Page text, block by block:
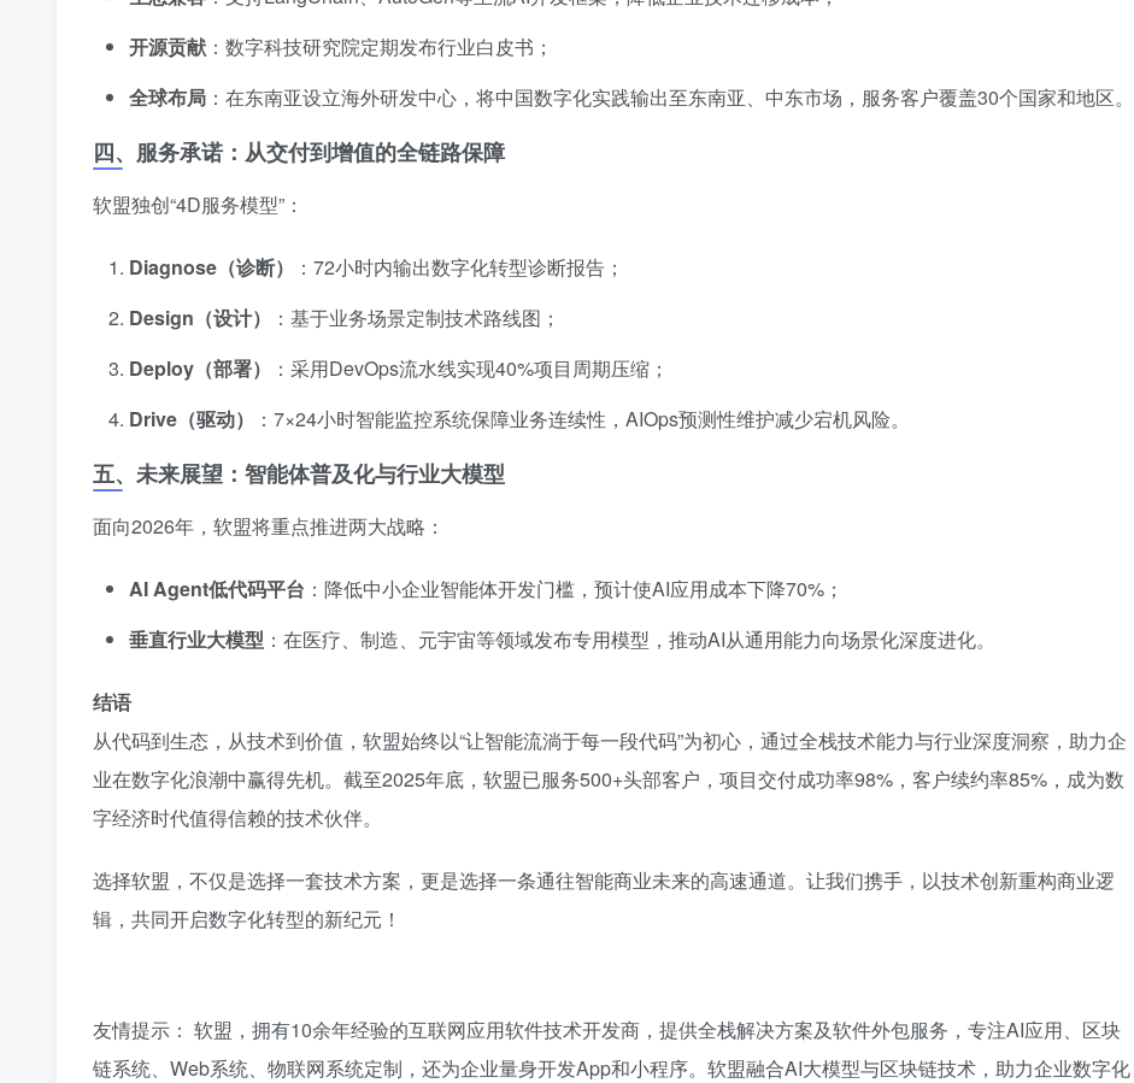
开源贡献 ：数字科技研究院定期发布行业白皮书；
全球布局 ：在东南亚设立海外研发中心，将中国数字化实践输出至东南亚、中东市场，服务客户覆盖30个国家和地区。
四、服务承诺：从交付到增值的全链路保障
软盟独创“4D服务模型”：
Diagnose（诊断）
：72小时内输出数字化转型诊断报告；
Design（设计）
：基于业务场景定制技术路线图；
Deploy（部署）
：采用DevOps流水线实现40%项目周期压缩；
Drive（驱动）
：7×24小时智能监控系统保障业务连续性，AIOps预测性维护减少宕机风险。
五、未来展望：智能体普及化与行业大模型
面向2026年，软盟将重点推进两大战略：
AI Agent低代码平台 ：降低中小企业智能体开发门槛，预计使AI应用成本下降70%；
垂直行业大模型 ：在医疗、制造、元宇宙等领域发布专用模型，推动AI从通用能力向场景化深度进化。
结语
从代码到生态，从技术到价值，软盟始终以“让智能流淌于每一段代码”为初心，通过全栈技术能力与行业深度洞察，助力企
业在数字化浪潮中赢得先机。截至2025年底，软盟已服务500+头部客户，项目交付成功率98%，客户续约率85%，成为数
字经济时代值得信赖的技术伙伴。
选择软盟，不仅是选择一套技术方案，更是选择一条通往智能商业未来的高速通道。让我们携手，以技术创新重构商业逻
辑，共同开启数字化转型的新纪元！
友情提示： 软盟，拥有10余年经验的互联网应用软件技术开发商，提供全栈解决方案及软件外包服务，专注AI应用、区块
链系统、Web系统、物联网系统定制，还为企业量身开发App和小程序。软盟融合AI大模型与区块链技术，助力企业数字化